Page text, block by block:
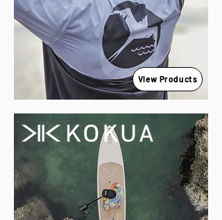
View Products